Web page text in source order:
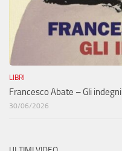
LIBRI
Francesco Abate – Gli indegni
30/06/2026